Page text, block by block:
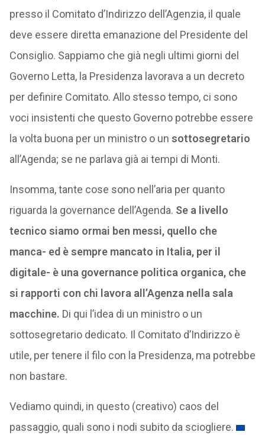
presso il Comitato d’Indirizzo dell’Agenzia, il quale
deve essere diretta emanazione del Presidente del
Consiglio. Sappiamo che già negli ultimi giorni del
Governo Letta, la Presidenza lavorava a un decreto
per definire Comitato. Allo stesso tempo, ci sono
voci insistenti che questo Governo potrebbe essere
la volta buona per un ministro o un sottosegretario
all’Agenda; se ne parlava già ai tempi di Monti.
Insomma, tante cose sono nell’aria per quanto
riguarda la governance dell’Agenda. Se a livello
tecnico siamo ormai ben messi, quello che
manca- ed è sempre mancato in Italia, per il
digitale- è una governance politica organica, che
si rapporti con chi lavora all’Agenza nella sala
macchine. Di qui l’idea di un ministro o un
sottosegretario dedicato. Il Comitato d’Indirizzo è
utile, per tenere il filo con la Presidenza, ma potrebbe
non bastare.
Vediamo quindi, in questo (creativo) caos del
passaggio, quali sono i nodi subito da sciogliere.